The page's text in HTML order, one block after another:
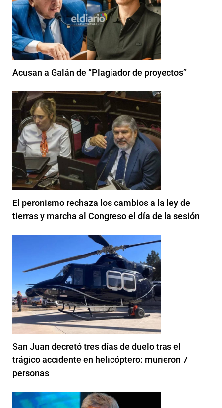
Acusan a Galán de “Plagiador de proyectos”
El peronismo rechaza los cambios a la ley de
tierras y marcha al Congreso el día de la sesión
San Juan decretó tres días de duelo tras el
trágico accidente en helicóptero: murieron 7
personas